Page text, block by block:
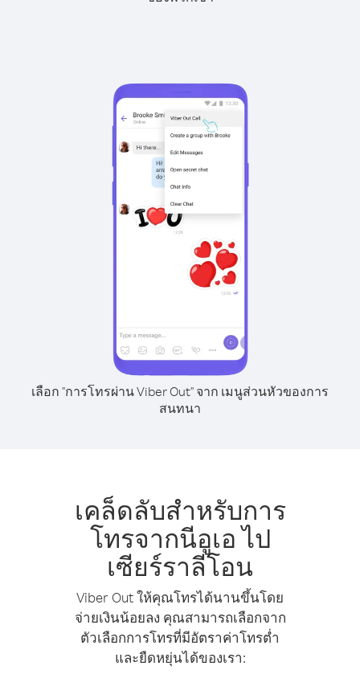
เลือก "การโทรผ่าน Viber Out" จาก เมนูส่วนหัวของการ
สนทนา
เคล็ดลับสำหรับการ
โทรจากนีอูเอ ไป
เซียร์ราลีโอน
Viber Out ให้คุณโทรได้นานขึ้นโดย
จ่ายเงินน้อยลง คุณสามารถเลือกจาก
ตัวเลือกการโทรที่มีอัตราค่าโทรต่ำ
และยืดหยุ่นได้ของเรา: